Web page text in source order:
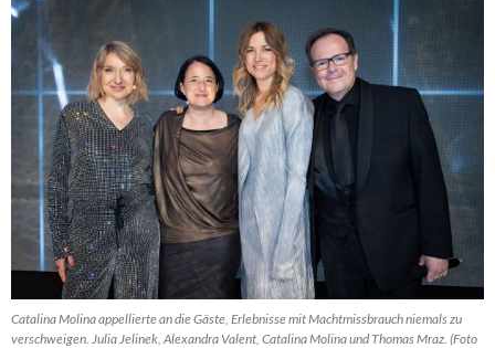
Catalina Molina appellierte an die Gäste, Erlebnisse mit Machtmissbrauch niemals zu
verschweigen. Julia Jelinek, Alexandra Valent, Catalina Molina und Thomas Mraz. (Foto